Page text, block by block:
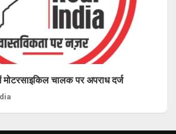
चालक पर अपराध दर्ज